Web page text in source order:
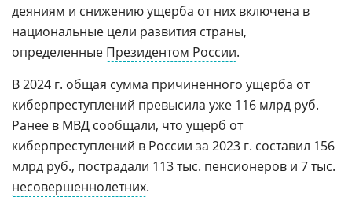
деяниям и снижению ущерба от них включена в
национальные цели развития страны,
определенные Президентом России.
В 2024 г. общая сумма причиненного ущерба от
киберпреступлений превысила уже 116 млрд руб.
Ранее в МВД сообщали, что ущерб от
киберпреступлений в России за 2023 г. составил 156
млрд руб., пострадали 113 тыс. пенсионеров и 7 тыс.
несовершеннолетних.